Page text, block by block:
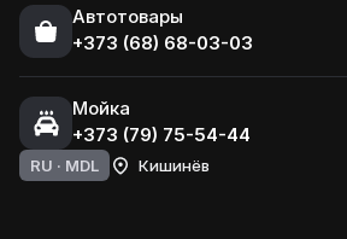
Автотовары
+373 (68) 68-03-03
Мойка
+373 (79) 75-54-44
RU · MDL Кишинёв